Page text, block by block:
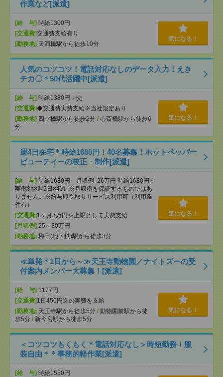
作業など[派遣]
[給 与] 時給1300円
[交通費]交通費支給有り
[勤務地] 天満橋駅から徒歩10分
気になる！
人気のコツコツ！電話対応なしのデータ入力！えき
チカ〇＊50代活躍中[派遣]
[給 与] 時給1380円＋交
[交通費]◆交通費実費支給※当社規定あり
[勤務地] 四ツ橋駅から徒歩2分 / 心斎橋駅から徒歩6
分
気になる！
週4日在宅＊時給1680円！40名募集！ホットペッパー
ビューティーの校正・制作[派遣]
[給 与] 時給1680円 月収例 26万円 時給1680円×
実働8h×週5日×4週 ※月収例を保証するものではあ
りません。※給与即受取りサービス利用可（利用条
件有）
[交通費] 1ヶ月3万円を上限として実費支給
[月収例] 25～30万円
[勤務地] 梅田(地下鉄)駅から徒歩3分
気になる！
≪単発＊1日から～≫天王寺動物園／ナイトズーの受
付案内メンバー大募集！[派遣]
[給 与] 1177円
[交通費] 1日450円迄の実費を支給
[勤務地] 天王寺駅から徒歩5分 / 動物園前駅から徒
歩5分 / 新今宮駅から徒歩5分
気になる！
＜コツコツもくもく＊電話対応なし＞時短勤務！服
装自由＊＊事務的軽作業[派遣]
[給 与] 時給1550円